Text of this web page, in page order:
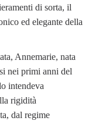
di sorta, il
ed elegante della
Annemarie, nata
nei primi anni del
intendeva
rigidità
dal regime